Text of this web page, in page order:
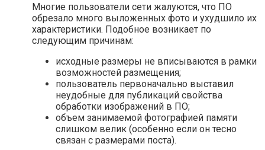
Многие пользователи сети жалуются, что ПО
обрезало много выложенных фото и ухудшило их
характеристики. Подобное возникает по
следующим причинам:
исходные размеры не вписываются в рамки
возможностей размещения;
пользователь первоначально выставил
неудобные для публикаций свойства
обработки изображений в ПО;
объем занимаемой фотографией памяти
слишком велик (особенно если он тесно
связан с размерами поста).